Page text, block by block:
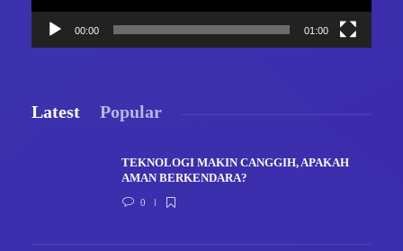
00:00 01:00
Latest Popular
TEKNOLOGI MAKIN CANGGIH, APAKAH
AMAN BERKENDARA?
0